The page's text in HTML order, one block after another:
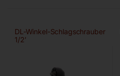
DL-Winkel-Schlagschrauber
1/2′